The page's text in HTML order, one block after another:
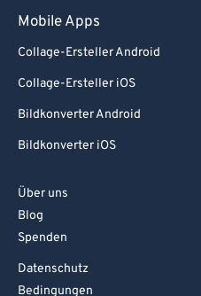
Mobile Apps
Collage-Ersteller Android
Collage-Ersteller iOS
Bildkonverter Android
Bildkonverter iOS
Über uns
Blog
Spenden
Datenschutz
Bedingungen